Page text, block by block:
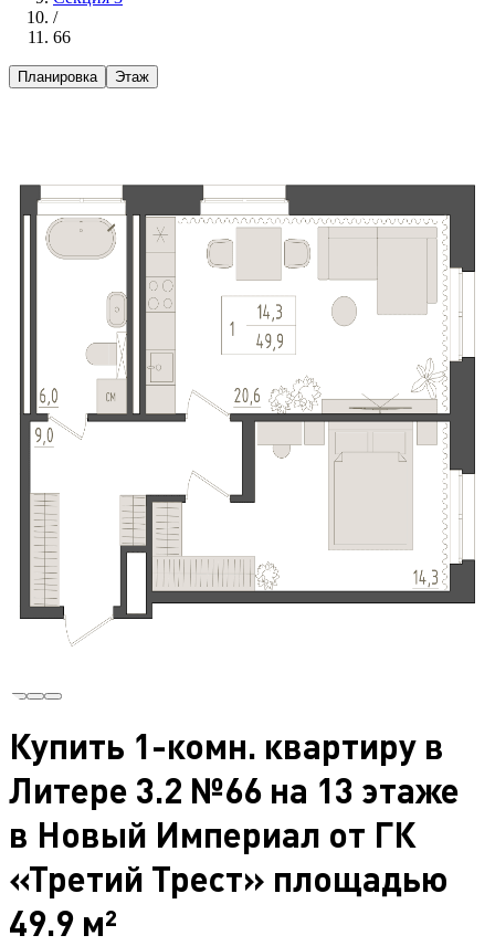
/
66
Планировка Этаж
Купить 1-комн. квартиру в
Литере 3.2 №66 на 13 этаже
в Новый Империал от ГК
«Третий Трест» площадью
49.9 м²